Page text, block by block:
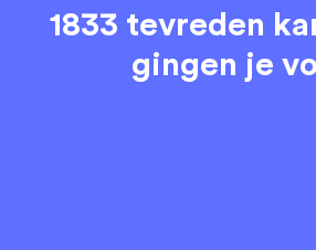
1833 tevreden
gingen je